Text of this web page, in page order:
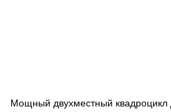
Мощный двухместный квадроцикл